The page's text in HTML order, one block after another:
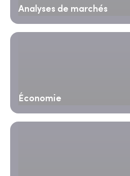
Analyses de marchés
Économie